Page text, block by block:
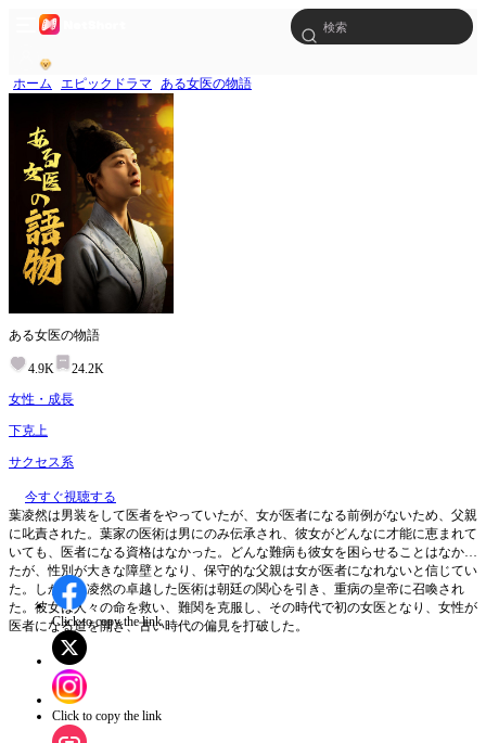
ホーム エピックドラマ ある女医の物語
ある女医の物語
4.9K
24.2K
女性・成長
下克上
サクセス系
今すぐ視聴する
葉凌然は男装をして医者をやっていたが、女が医者になる前例がないため、父親
に叱責された。葉家の医術は男にのみ伝承され、彼女がどんなに才能に恵まれて
いても、医者になる資格はなかった。どんな難病も彼女を困らせることはなかっ
たが、性別が大きな障壁となり、保守的な父親は女が医者になれないと信じてい
た。しかし、凌然の卓越した医術は朝廷の関心を引き、重病の皇帝に召喚され
た。彼女は人々の命を救い、難関を克服し、その時代で初の女医となり、女性が
医者になる道を開き、古い時代の偏見を打破した。
Click to copy the link
Click to copy the link